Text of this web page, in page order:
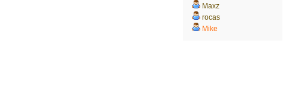
Maxz
rocas
Mike